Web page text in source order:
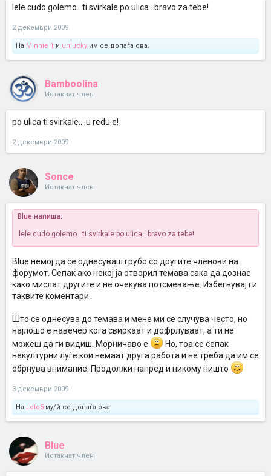
lele cudo golemo...ti svirkale po ulica...bravo za tebe!
2 декември 2009
На Minnie 1 и unlucky им се допаѓа ова.
Bamboolina
Истакнат член
po ulica ti svirkale....u redu e!
2 декември 2009
Sonce
Истакнат член
Blue напиша:
lele cudo golemo...ti svirkale po ulica...bravo za tebe!
Blue немој да се однесуваш грубо со другите членови на
форумот. Сепак ако некој ја отворил темава сака да дознае
како мислат другите и не очекува потсмевање. Избегнувај ги
таквите коментари.
Што се однесува до темава и мене ми се случува често, но
најлошо е навечер кога свиркаат и дофрлуваат, а ти не
можеш да ги видиш. Морничаво е
Но, тоа се сепак
некултурни луѓе кои немаат друга работа и не треба да им се
обрнува внимание. Продолжи напред и никому ништо
3 декември 2009
На Lolo5 му/ѝ се допаѓа ова.
Blue
Истакнат член